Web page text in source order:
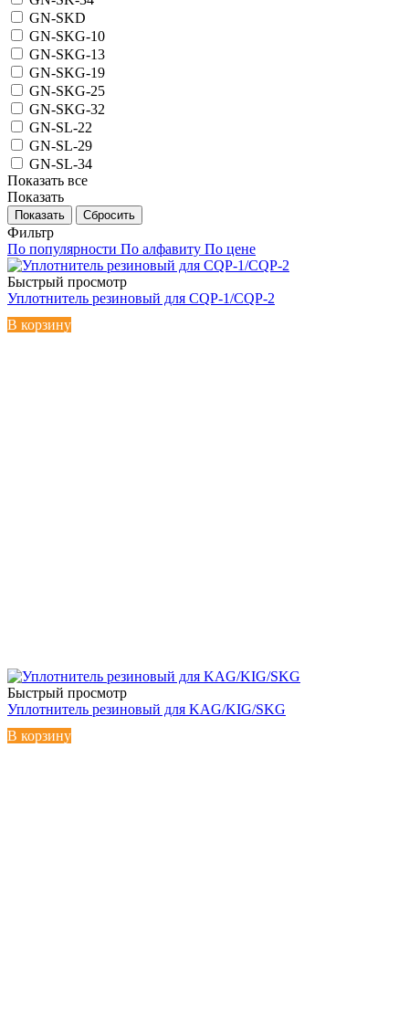
GN-SKD
GN-SKG-10
GN-SKG-13
GN-SKG-19
GN-SKG-25
GN-SKG-32
GN-SL-22
GN-SL-29
GN-SL-34
Показать все
Показать
Сбросить
Фильтр
По популярности По алфавиту По цене
Быстрый просмотр
Уплотнитель резиновый для CQP-1/CQP-2
В корзину
Быстрый просмотр
Уплотнитель резиновый для KAG/KIG/SKG
В корзину